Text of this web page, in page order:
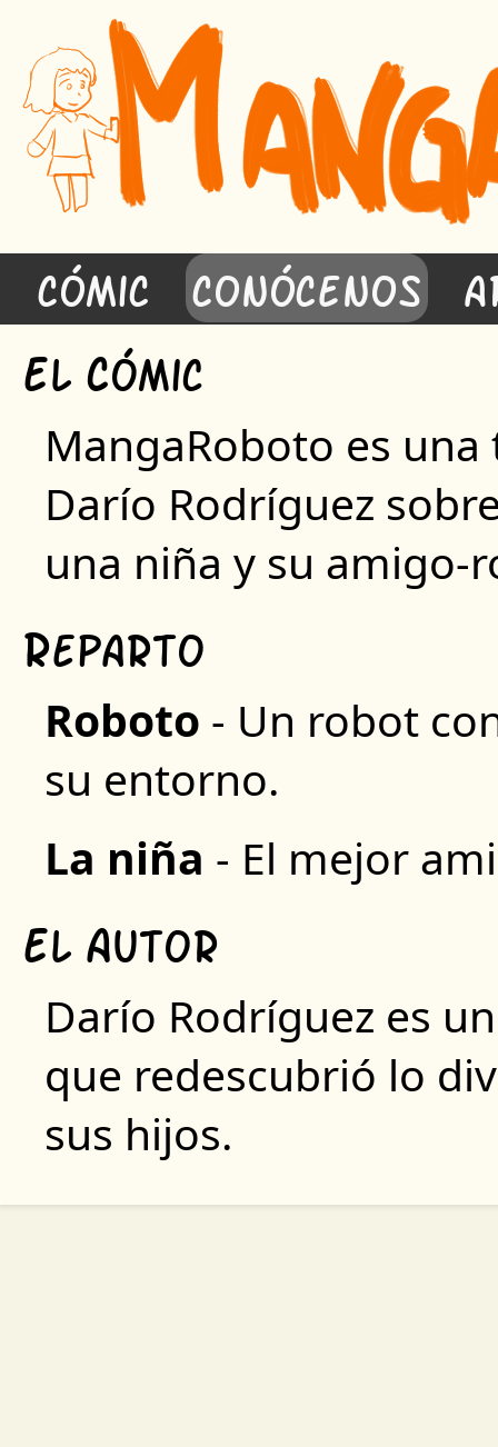
Cómic Conócenos
El Cómic
MangaRoboto es
Darío Rodríguez
una niña y su amigo-
Reparto
Roboto - Un robot
su entorno.
La niña - El mejor
El Autor
Darío Rodríguez es
que redescubrió lo
sus hijos.